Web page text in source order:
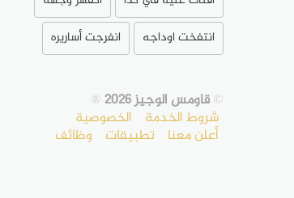
انتفخت اوداجه
انفرجت أساريره
©قاومس الوجيز 2026 ®
شروط الخدمة الخصوصية
أعلن معنا تطبيقات وظائف